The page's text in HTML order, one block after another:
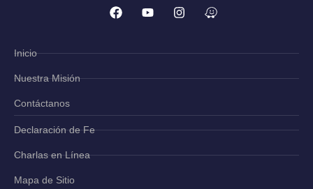
Inicio
Nuestra Misión
Contáctanos
Declaración de Fe
Charlas en Línea
Mapa de Sitio